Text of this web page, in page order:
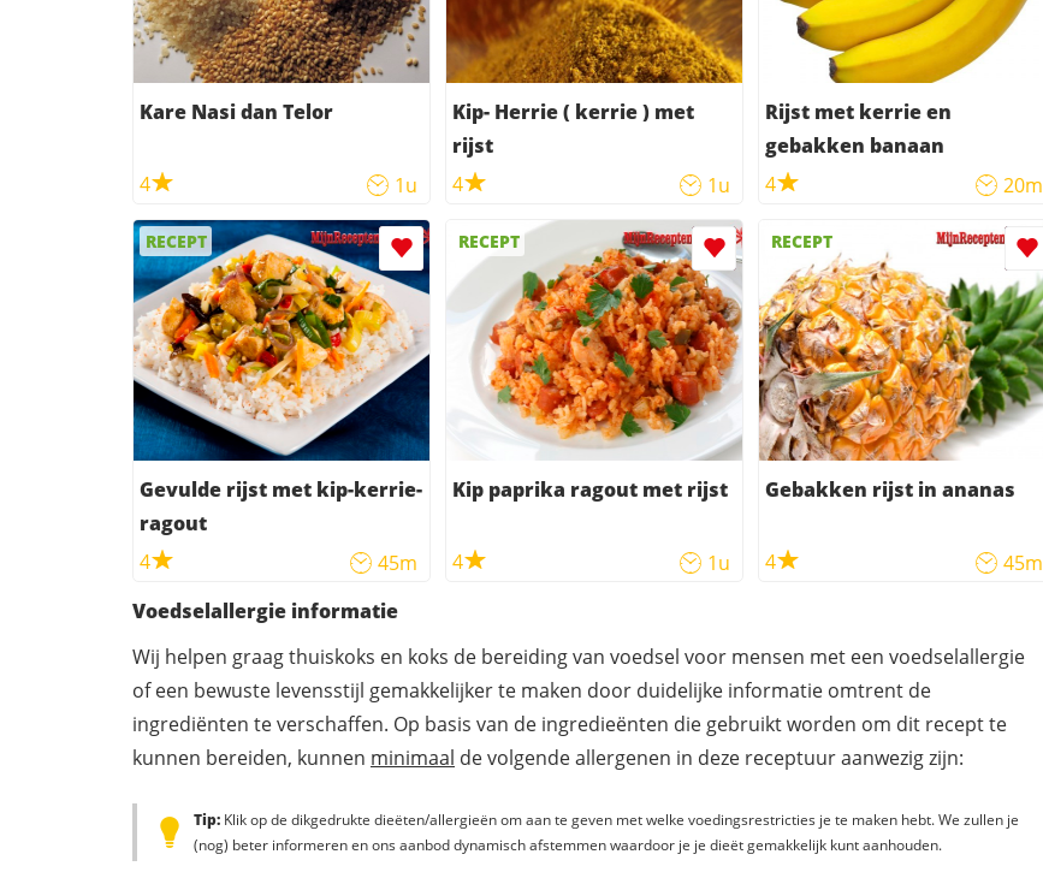
Kare Nasi dan Telor
4 1u
Kip- Herrie ( kerrie ) met
rijst
4
1u
Rijst met kerrie en
gebakken banaan
4
20m
RECEPT
Gevulde rijst met kip-kerrie-
ragout
4
45m
RECEPT
Kip paprika ragout met rijst
4 1u
RECEPT
Gebakken rijst in ananas
4
45m
Voedselallergie informatie
Wij helpen graag thuiskoks en koks de bereiding van voedsel voor mensen met een voedselallergie
of een bewuste levensstijl gemakkelijker te maken door duidelijke informatie omtrent de
ingrediënten te verschaffen. Op basis van de ingredieënten die gebruikt worden om dit recept te
kunnen bereiden, kunnen minimaal de volgende allergenen in deze receptuur aanwezig zijn:
Tip: Klik op de dikgedrukte dieëten/allergieën om aan te geven met welke voedingsrestricties je te maken hebt. We zullen je
(nog) beter informeren en ons aanbod dynamisch afstemmen waardoor je je dieët gemakkelijk kunt aanhouden.